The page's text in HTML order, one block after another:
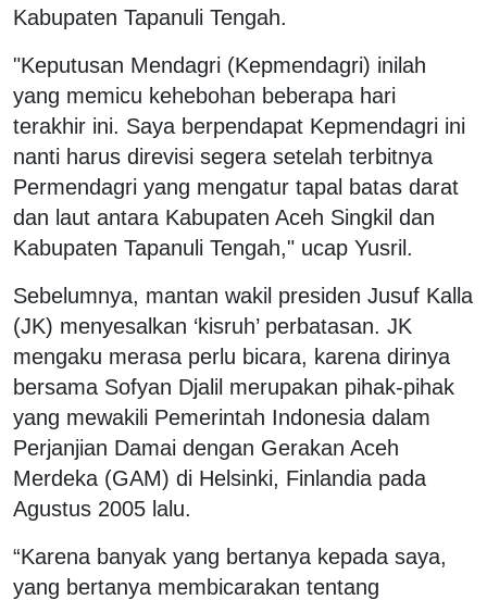
Kabupaten Tapanuli Tengah.
"Keputusan Mendagri (Kepmendagri) inilah
yang memicu kehebohan beberapa hari
terakhir ini. Saya berpendapat Kepmendagri ini
nanti harus direvisi segera setelah terbitnya
Permendagri yang mengatur tapal batas darat
dan laut antara Kabupaten Aceh Singkil dan
Kabupaten Tapanuli Tengah," ucap Yusril.
Sebelumnya, mantan wakil presiden Jusuf Kalla
(JK) menyesalkan ‘kisruh’ perbatasan. JK
mengaku merasa perlu bicara, karena dirinya
bersama Sofyan Djalil merupakan pihak-pihak
yang mewakili Pemerintah Indonesia dalam
Perjanjian Damai dengan Gerakan Aceh
Merdeka (GAM) di Helsinki, Finlandia pada
Agustus 2005 lalu.
“Karena banyak yang bertanya kepada saya,
yang bertanya membicarakan tentang